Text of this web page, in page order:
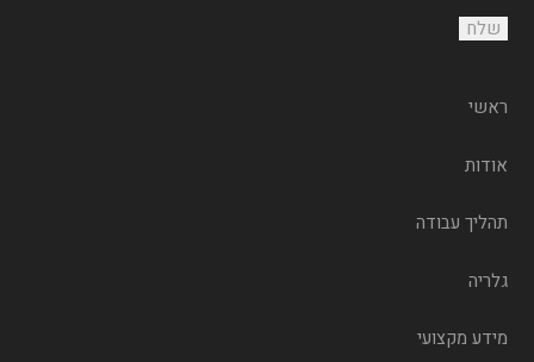
ראשי
אודות
תהליך עבודה
גלריה
מידע מקצועי